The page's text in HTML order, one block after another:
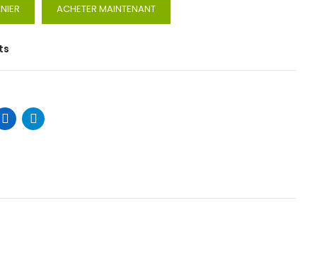
ACHETER MAINTENANT